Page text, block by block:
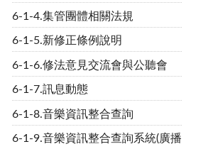
6-1-4.集管團體相關法規
6-1-5.新修正條例說明
6-1-6.修法意見交流會與公聽會
6-1-7.訊息動態
6-1-8.音樂資訊整合查詢
6-1-9.音樂資訊整合查詢系統(廣播